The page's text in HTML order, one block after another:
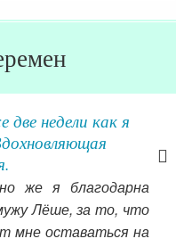
недели как я
же я благодарна
Лёше, за то, что
мне оставаться на